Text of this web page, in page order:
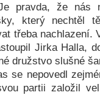
pravda, že nás
který nechtěl
třeba nachlazení.
Jirka Halla,
družstvo slušné
se nepovedl
partii založil